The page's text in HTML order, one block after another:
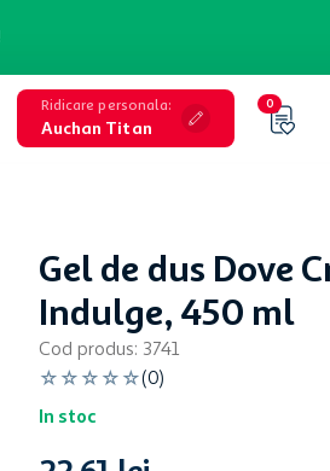
Ridicare personala:
Auchan Titan
0
Gel de dus Dove
Indulge, 450 ml
Cod produs: 3741
☆ ☆ ☆ ☆ ☆(0)
In stoc